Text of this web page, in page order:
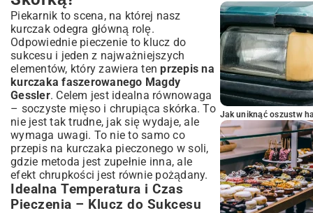
Piekarnik to scena, na której nasz
kurczak odegra główną rolę.
Odpowiednie pieczenie to klucz do
sukcesu i jeden z najważniejszych
elementów, który zawiera tenprzepis na
kurczaka faszerowanego Magdy
Gessler. Celem jest idealna równowaga
– soczyste mięso i chrupiąca skórka. To
nie jest tak trudne, jak się wydaje, ale
wymaga uwagi. To nie to samo co
przepis na kurczaka pieczonego w soli,
gdzie metoda jest zupełnie inna, ale
efekt chrupkości jest równie pożądany.
Idealna Temperatura i Czas
Pieczenia – Klucz do Sukcesu
Jak uniknąć oszustw